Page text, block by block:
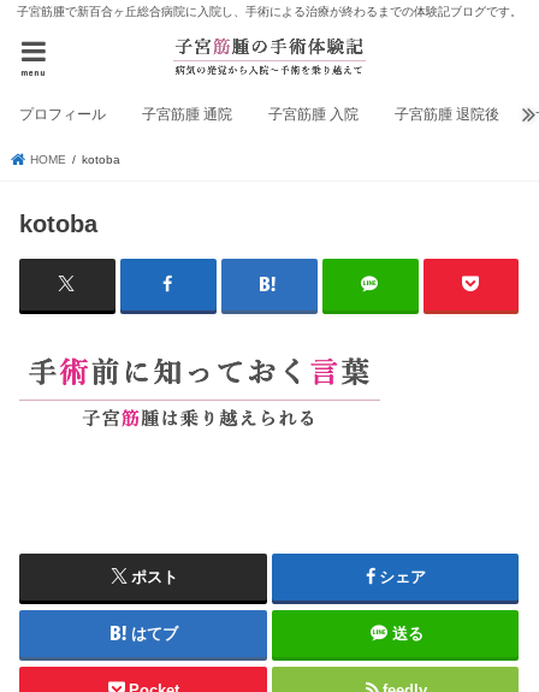
子宮筋腫で新百合ヶ丘総合病院に入院し、手術による治療が終わるまでの体験記ブログです。
menu
プロフィール 子宮筋腫 通院 子宮筋腫 入院 子宮筋腫 退院後
HOME kotoba
kotoba
ポスト シェア
はてブ 送る